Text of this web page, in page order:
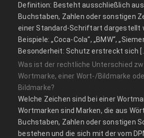
Definition: Besteht ausschließlich
Buchstaben, Zahlen oder sonstigen
einer Standard-Schriftart dargestellt
Beispiele: „Coca-Cola“, „BMW“,
Besonderheit: Schutz erstreckt sich
Was ist der rechtliche Unterschied
Wortmarke, einer Wort-/Bildmarke
Bildmarke?
Welche Zeichen sind bei einer
Wortmarken sind Marken, die aus
Buchstaben, Zahlen oder sonstigen
bestehen und die sich mit der vom